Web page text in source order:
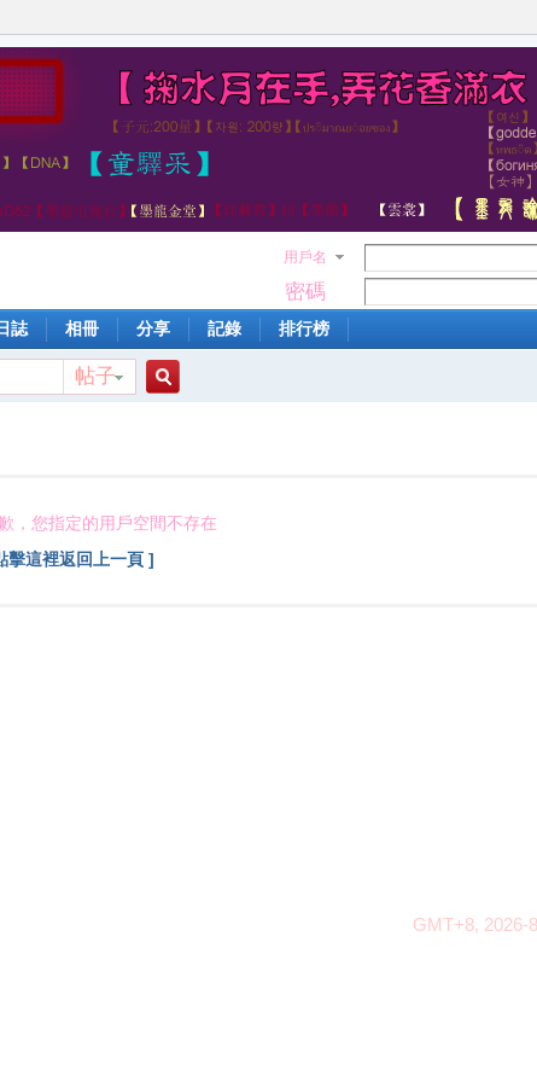
用戶名
密碼
誌 相冊 分享 記錄 排行榜
帖子
索
，您指定的用戶空間不存在
擊這裡返回上一頁 ]
GMT+8, 2026-